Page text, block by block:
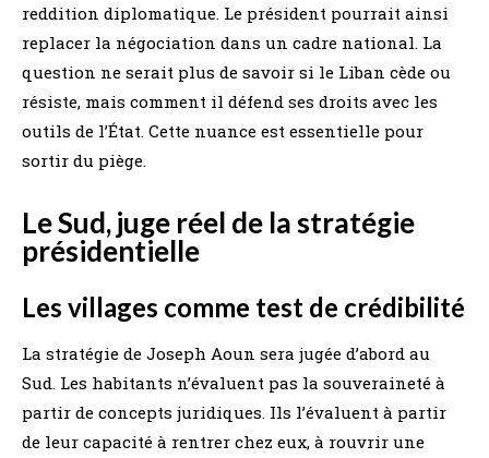
reddition diplomatique. Le président pourrait ainsi
replacer la négociation dans un cadre national. La
question ne serait plus de savoir si le Liban cède ou
résiste, mais comment il défend ses droits avec les
outils de l’État. Cette nuance est essentielle pour
sortir du piège.
Le Sud, juge réel de la stratégie
présidentielle
Les villages comme test de crédibilité
La stratégie de Joseph Aoun sera jugée d’abord au
Sud. Les habitants n’évaluent pas la souveraineté à
partir de concepts juridiques. Ils l’évaluent à partir
de leur capacité à rentrer chez eux, à rouvrir une